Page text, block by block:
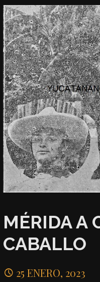
MÉRIDA A
CABALLO
25 ENERO, 2023